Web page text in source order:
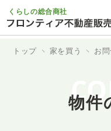
くらしの総合商社
トップ 家を買う お
物件